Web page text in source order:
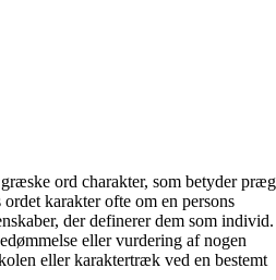
ord charakter, som betyder præg
karakter ofte om en persons
der definerer dem som individ.
eller vurdering af nogen
eller karaktertræk ved en bestemt